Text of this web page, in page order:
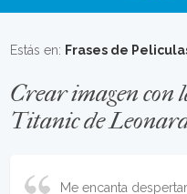
Estás en: Frases de
Crear imagen con
Titanic de
Me encanta